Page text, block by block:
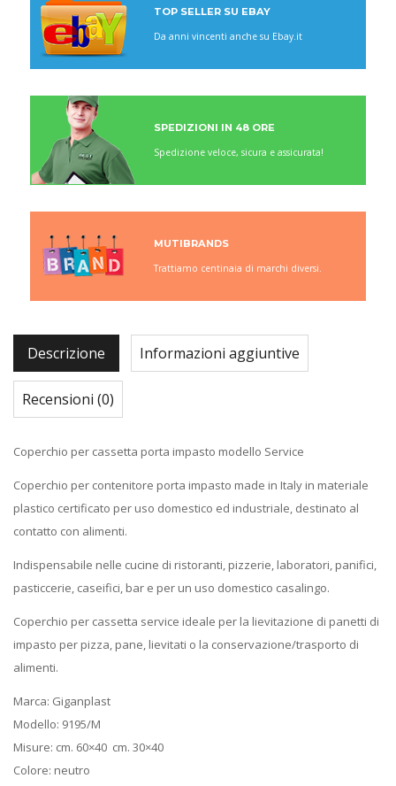
TOP SELLER SU EBAY
Da anni vincenti anche su Ebay.it
SPEDIZIONI IN 48 ORE
Spedizione veloce, sicura e assicurata!
MUTIBRANDS
Trattiamo centinaia di marchi diversi.
Descrizione Informazioni aggiuntive
Recensioni (0)
Coperchio per cassetta porta impasto modello Service
Coperchio per contenitore porta impasto made in Italy in materiale
plastico certificato per uso domestico ed industriale, destinato al
contatto con alimenti.
Indispensabile nelle cucine di ristoranti, pizzerie, laboratori, panifici,
pasticcerie, caseifici, bar e per un uso domestico casalingo.
Coperchio per cassetta service ideale per la lievitazione di panetti di
impasto per pizza, pane, lievitati o la conservazione/trasporto di
alimenti.
Marca: Giganplast
Modello: 9195/M
Misure: cm. 60×40 cm. 30×40
Colore: neutro